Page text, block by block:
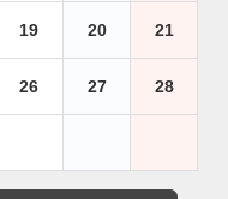
19 20 21
26 27 28